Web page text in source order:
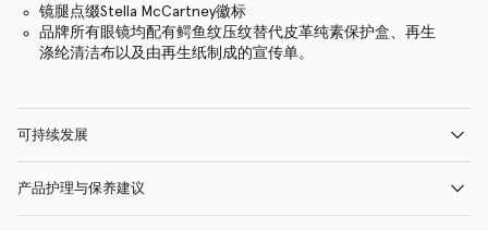
镜腿点缀Stella McCartney徽标
品牌所有眼镜均配有鳄鱼纹压纹替代皮革纯素保护盒、再生
涤纶清洁布以及由再生纸制成的宣传单。
可持续发展
产品护理与保养建议